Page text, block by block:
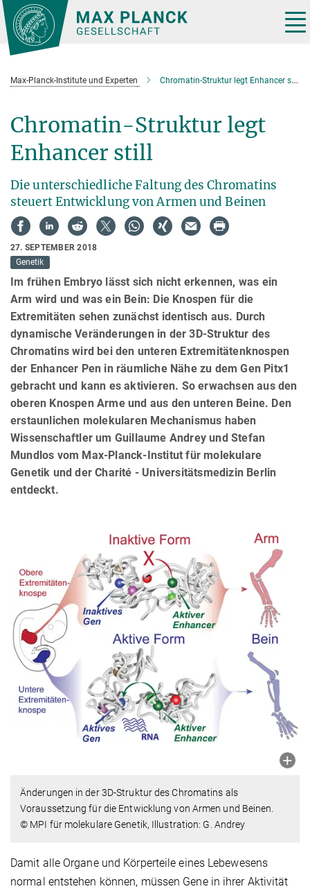
Hauptinhalt
Max-Planck-Institute und Experten Chromatin-Struktur legt Enhancer still
Chromatin-Struktur legt
Enhancer still
Die unterschiedliche Faltung des Chromatins
steuert Entwicklung von Armen und Beinen
27. SEPTEMBER 2018
Genetik
Im frühen Embryo lässt sich nicht erkennen, was ein
Arm wird und was ein Bein: Die Knospen für die
Extremitäten sehen zunächst identisch aus. Durch
dynamische Veränderungen in der 3D-Struktur des
Chromatins wird bei den unteren Extremitätenknospen
der Enhancer Pen in räumliche Nähe zu dem Gen Pitx1
gebracht und kann es aktivieren. So erwachsen aus den
oberen Knospen Arme und aus den unteren Beine. Den
erstaunlichen molekularen Mechanismus haben
Wissenschaftler um Guillaume Andrey und Stefan
Mundlos vom Max-Planck-Institut für molekulare
Genetik und der Charité - Universitätsmedizin Berlin
entdeckt.
Änderungen in der 3D-Struktur des Chromatins als
Voraussetzung für die Entwicklung von Armen und Beinen.
© MPI für molekulare Genetik, Illustration: G. Andrey
Damit alle Organe und Körperteile eines Lebewesens
normal entstehen können, müssen Gene in ihrer Aktivität